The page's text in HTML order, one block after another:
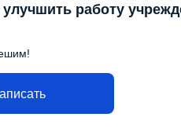
улучшить работу